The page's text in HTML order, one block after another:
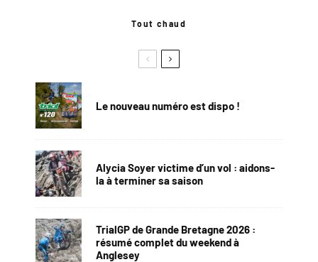
Tout chaud
Le nouveau numéro est dispo !
Alycia Soyer victime d’un vol : aidons-
la à terminer sa saison
TrialGP de Grande Bretagne 2026 :
résumé complet du weekend à
Anglesey